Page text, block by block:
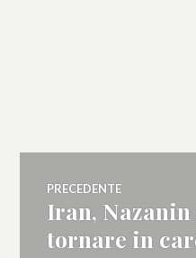
Navigazione
articoli
PRECEDENTE
Articolo
precedente:
Iran,
tornare in